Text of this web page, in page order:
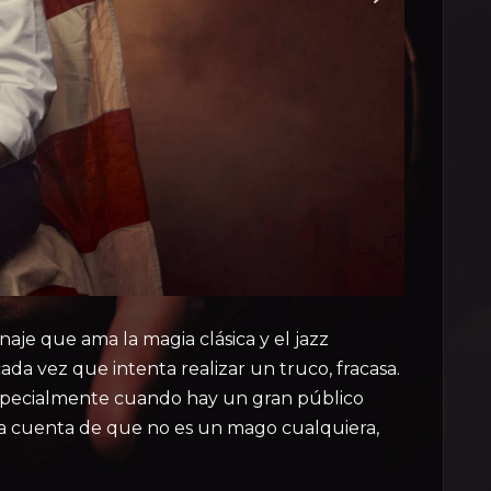
que ama la magia clásica y el jazz
vez que intenta realizar un truco, fracasa.
cuando hay un gran público
cuenta de que no es un mago cualquiera,